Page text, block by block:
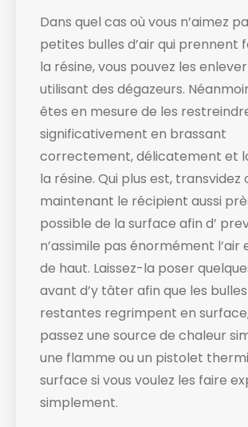
Dans quel cas où vous n’aimez
petites bulles d’air qui prennent
la résine, vous pouvez les
utilisant des dégazeurs.
êtes en mesure de les
significativement en brassant
correctement, délicatement et
la résine. Qui plus est,
maintenant le récipient aussi
possible de la surface afin d’
n’assimile pas énormément l’air
de haut. Laissez-la poser
avant d’y tâter afin que les bulles
restantes regrimpent en
passez une source de chaleur
une flamme ou un pistolet
surface si vous voulez les faire
simplement.